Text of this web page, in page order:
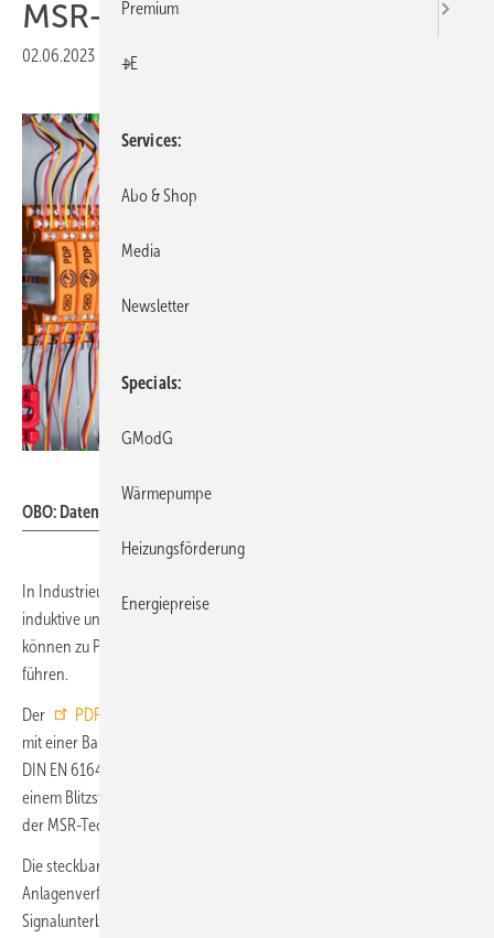
MSR-Technik
02.06.2023 Veröffentlicht in
OBO: Datenleitungsschutz PDP.
In Industrieunternehmen muss die MSR-Technik vor Schäden durch
induktive und kapazitive Einkopplungen geschützt werden – sie
können zu Produktionsausfällen und hohen finanziellen Verlusten
führen.
Der PDP
mit einer Bandbreite bis 100 MHz vielseitig einsetzbar. Geprüft nach
DIN EN 61643-21 (D1/C2) bietet der steckbare Datenleitungsschutz mit
einem Blitzstromableitvermögen von 5 kA einen zuverlässigen Schutz
der MSR-Technik.
Die steckbaren Oberteile gewährleisten eine hohe
Anlagenverfügbarkeit, sie können leicht und ohne
Signalunterbrechung ausgetauscht werden. Der PDP ist in vier
Premium
+E
Services
Abo & Shop
Media
Newsletter
Specials
GModG
Wärmepumpe
Heizungsförderung
Energiepreise